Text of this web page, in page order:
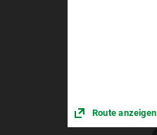
Route anzeigen